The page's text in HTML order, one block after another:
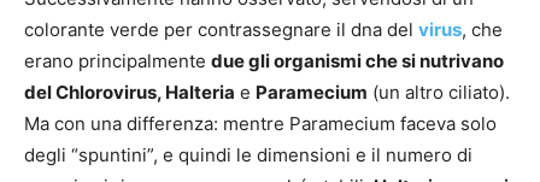
colorante verde per contrassegnare il dna del virus, che
erano principalmente due gli organismi che si nutrivano
del Chlorovirus, Halteria e Paramecium (un altro ciliato).
Ma con una differenza: mentre Paramecium faceva solo
degli “spuntini”, e quindi le dimensioni e il numero di